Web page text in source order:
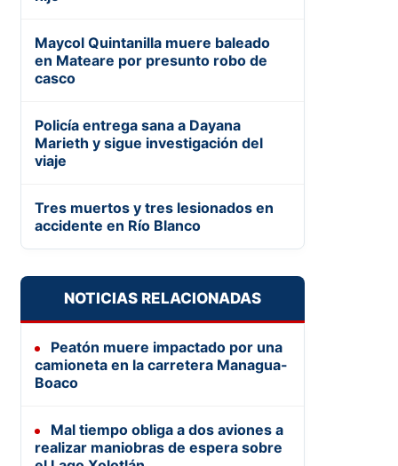
Maycol Quintanilla muere baleado
en Mateare por presunto robo de
casco
Policía entrega sana a Dayana
Marieth y sigue investigación del
viaje
Tres muertos y tres lesionados en
accidente en Río Blanco
NOTICIAS RELACIONADAS
Peatón muere impactado por una
camioneta en la carretera Managua-
Boaco
Mal tiempo obliga a dos aviones a
realizar maniobras de espera sobre